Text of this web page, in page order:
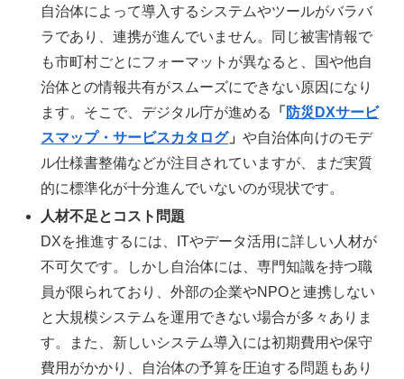
自治体によって導入するシステムやツールがバラバ
ラであり、連携が進んでいません。同じ被害情報で
も市町村ごとにフォーマットが異なると、国や他自
治体との情報共有がスムーズにできない原因になり
ます。そこで、デジタル庁が進める
「 防災DXサービ
スマップ・サービスカタログ」や自治体向けのモデ
ル仕様書整備などが注目されていますが、まだ実質
的に標準化が十分進んでいないのが現状です。
人材不足とコスト問題
DXを推進するには、ITやデータ活用に詳しい人材が
不可欠です。しかし自治体には、専門知識を持つ職
員が限られており、外部の企業やNPOと連携しない
と大規模システムを運用できない場合が多々ありま
す。また、新しいシステム導入には初期費用や保守
費用がかかり、自治体の予算を圧迫する問題もあり